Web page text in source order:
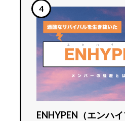
ENHYPEN（エンハ